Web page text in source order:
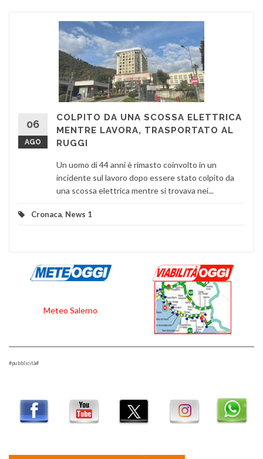
06
AGO
COLPITO DA UNA SCOSSA ELETTRICA
MENTRE LAVORA, TRASPORTATO AL
RUGGI
Un uomo di 44 anni è rimasto coinvolto in un
incidente sul lavoro dopo essere stato colpito da
una scossa elettrica mentre si trovava nei...
Cronaca, News 1
Meteo Salerno
#pubblicità#